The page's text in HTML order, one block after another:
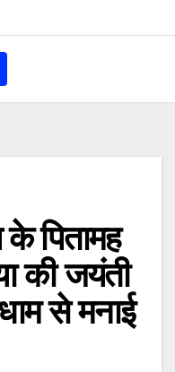
पितामह
की जयंती
से मनाई